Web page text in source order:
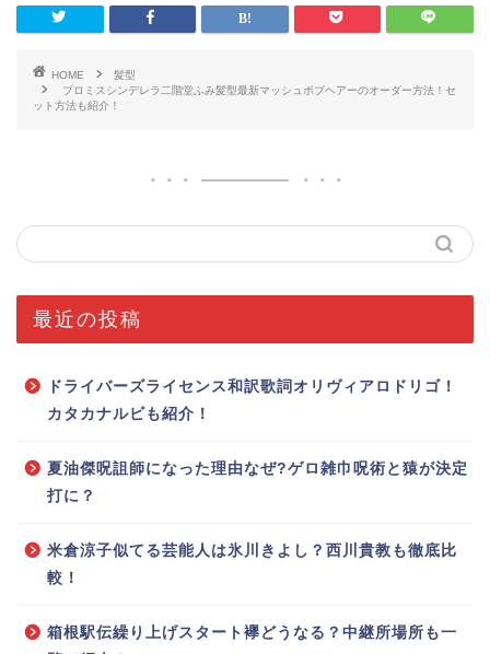
HOME
髪型
プロミスシンデレラ二階堂ふみ髪型最新マッシュボブヘアーのオーダー方法！セ
ット方法も紹介！
最近の投稿
ドライバーズライセンス和訳歌詞オリヴィアロドリゴ！
カタカナルビも紹介！
夏油傑呪詛師になった理由なぜ?ゲロ雑巾呪術と猿が決定
打に？
米倉涼子似てる芸能人は氷川きよし？西川貴教も徹底比
較！
箱根駅伝繰り上げスタート襷どうなる？中継所場所も一